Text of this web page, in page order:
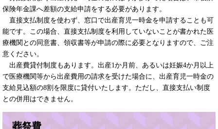
保険年金課へ差額の支給申請をする必要があります。
直接支払制度を使わず、窓口で出産育児一時金を申請することも可
能です。この場合、直接支払制度を利用していないことが書かれた医
療機関との同意書、領収書等が申請の際に必要となりますので、ご注
意ください。
出産費貸付制度もあります。出産1か月前、あるいは妊娠4か月以上
で医療機関等から出産費用の請求を受けた場合に、出産育児一時金の
支給見込額の8割を限度に貸付いたします。ただし、直接支払い制度
との併用はできません。
葬祭費